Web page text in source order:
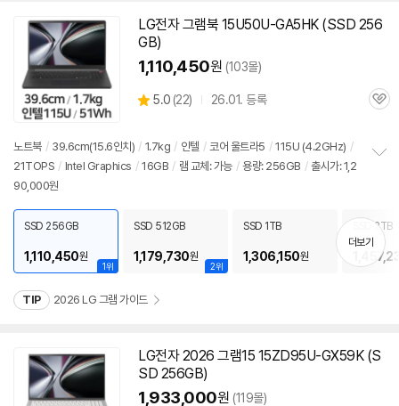
LG전자 그램북 15U50U-GA5HK (SSD 256
GB)
1,110,450원 (103몰)
별
5.0 (상
22) 26.01. 등록
관
노트북 / 39.6cm(15.6인치) / 1.7kg / 인텔 / 코어 울트라5 / 115U (4.2GHz) /
21TOPS / Intel Graphics / 16GB / 램 교체: 가능 / 용량: 256GB / 출시가: 1,2
90,000원
치
기
1위
SSD 256GB
1,110,450원
2위
SSD 512GB
1,179,730원
SSD 1TB
1,306,150원
SSD 2TB
더보기
TIP 2026 LG 그램 가이드
LG전자 2026 그램15 15ZD95U-GX59K (S
SD 256GB)
1,933,000원 (119몰)